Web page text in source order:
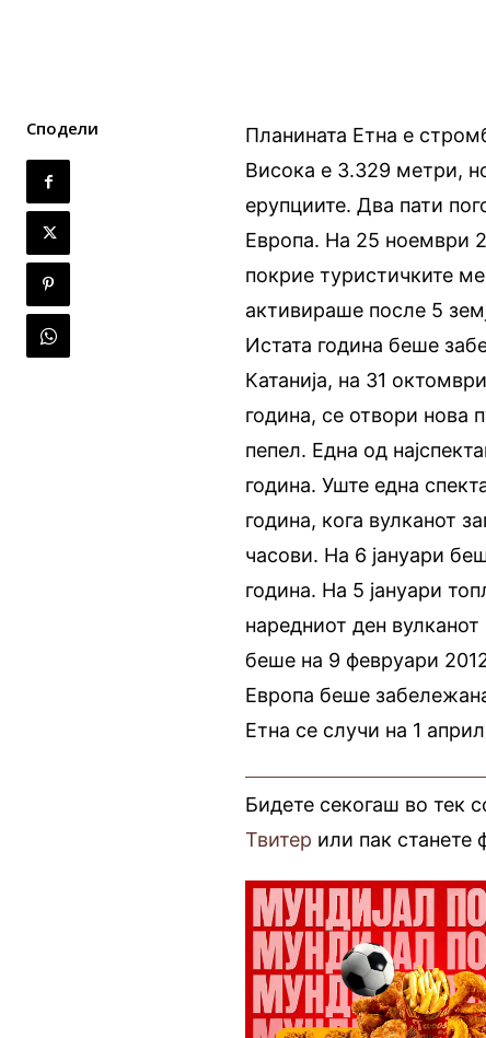
Сподели
Планината Етна е
Висока е 3.329 метри,
ерупциите. Два пати
Европа. На 25 ноември
покрие туристичките
активираше после 5
Истата година беше
Катанија, на 31
година, се отвори нова
пепел. Една од
година. Уште една
година, кога вулканот
часови. На 6 јануари
година. На 5 јануари
наредниот ден
беше на 9 февруари
Европа беше
Етна се случи на 1
Бидете секогаш во тек
Твитер или пак станете